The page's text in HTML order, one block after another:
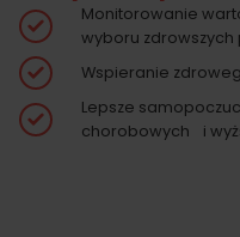
Monitorowanie
wyboru zdrowszych
Wspieranie
Lepsze
chorobowych i